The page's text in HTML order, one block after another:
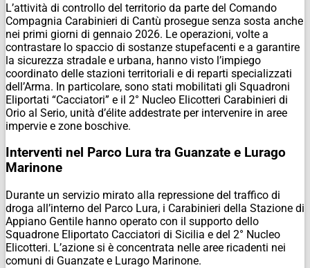
L’attività di controllo del territorio da parte del Comando
Compagnia Carabinieri di Cantù prosegue senza sosta anche
nei primi giorni di gennaio 2026. Le operazioni, volte a
contrastare lo spaccio di sostanze stupefacenti e a garantire
la sicurezza stradale e urbana, hanno visto l’impiego
coordinato delle stazioni territoriali e di reparti specializzati
dell’Arma. In particolare, sono stati mobilitati gli Squadroni
Eliportati “Cacciatori” e il 2° Nucleo Elicotteri Carabinieri di
Orio al Serio, unità d’élite addestrate per intervenire in aree
impervie e zone boschive.
Interventi nel Parco Lura tra Guanzate e Lurago
Marinone
Durante un servizio mirato alla repressione del traffico di
droga all’interno del Parco Lura, i Carabinieri della Stazione di
Appiano Gentile hanno operato con il supporto dello
Squadrone Eliportato Cacciatori di Sicilia e del 2° Nucleo
Elicotteri. L’azione si è concentrata nelle aree ricadenti nei
comuni di Guanzate e Lurago Marinone.